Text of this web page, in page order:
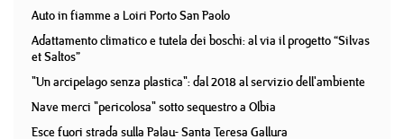
Auto in fiamme a Loiri Porto San Paolo
Adattamento climatico e tutela dei boschi: al via il progetto “Silvas
et Saltos”
"Un arcipelago senza plastica": dal 2018 al servizio dell'ambiente
Nave merci "pericolosa" sotto sequestro a Olbia
Esce fuori strada sulla Palau- Santa Teresa Gallura